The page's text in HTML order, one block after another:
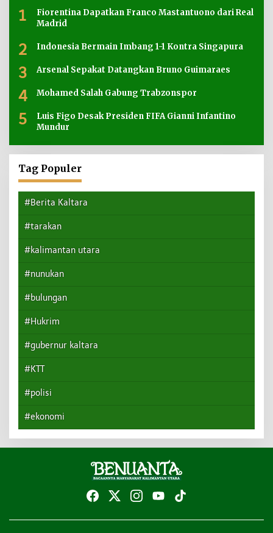
1
Fiorentina Dapatkan Franco Mastantuono dari Real
Madrid
2 Indonesia Bermain Imbang 1-1 Kontra Singapura
3 Arsenal Sepakat Datangkan Bruno Guimaraes
4 Mohamed Salah Gabung Trabzonspor
5
Luis Figo Desak Presiden FIFA Gianni Infantino
Mundur
Tag Populer
#Berita Kaltara
#tarakan
#kalimantan utara
#nunukan
#bulungan
#Hukrim
#gubernur kaltara
#KTT
#polisi
#ekonomi